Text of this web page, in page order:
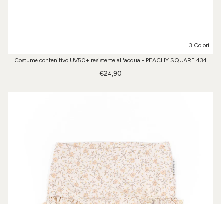
3 Colori
Costume contenitivo UV50+ resistente all'acqua - PEACHY SQUARE 434
€24,90